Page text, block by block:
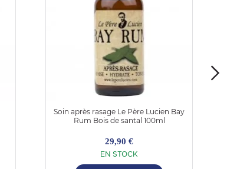
Soin après rasage Le Père Lucien Bay
Rum Bois de santal 100ml
29,90 €
EN STOCK